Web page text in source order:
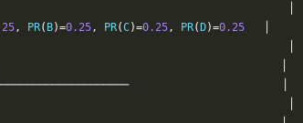
, PR( B)=0.25, PR(C)=0.25, PR( D)=0.25